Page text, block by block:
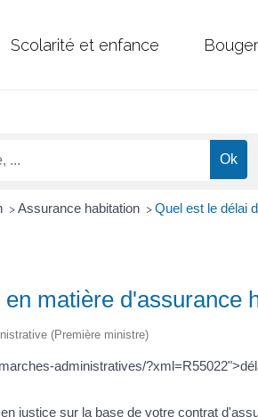
Scolarité et enfance
> Assurance habitation > Quel est le délai
matière d'assurance
(Première ministre)
administratives/
justice sur la base de votre contrat